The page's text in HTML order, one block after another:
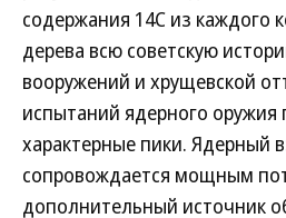
содержания 14С из каждого
дерева всю советскую
вооружений и хрущевской
испытаний ядерного оружия
характерные пики. Ядерный
сопровождается мощным
дополнительный источник